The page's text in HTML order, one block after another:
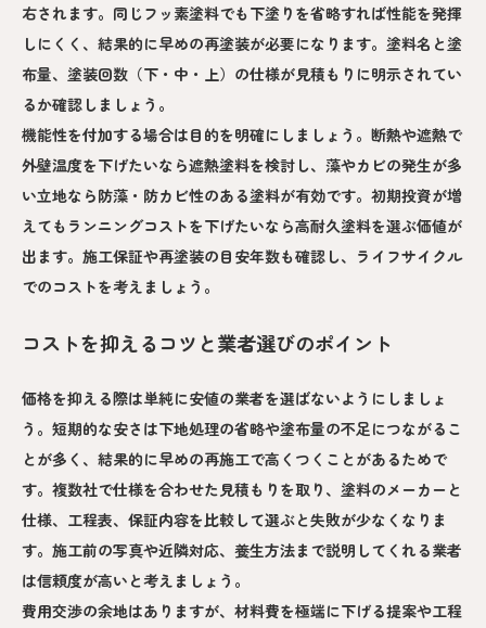
右されます。同じフッ素塗料でも下塗りを省略すれば性能を発揮
しにくく、結果的に早めの再塗装が必要になります。塗料名と塗
布量、塗装回数（下・中・上）の仕様が見積もりに明示されてい
るか確認しましょう。
機能性を付加する場合は目的を明確にしましょう。断熱や遮熱で
外壁温度を下げたいなら遮熱塗料を検討し、藻やカビの発生が多
い立地なら防藻・防カビ性のある塗料が有効です。初期投資が増
えてもランニングコストを下げたいなら高耐久塗料を選ぶ価値が
出ます。施工保証や再塗装の目安年数も確認し、ライフサイクル
でのコストを考えましょう。
コストを抑えるコツと業者選びのポイント
価格を抑える際は単純に安値の業者を選ばないようにしましょ
う。短期的な安さは下地処理の省略や塗布量の不足につながるこ
とが多く、結果的に早めの再施工で高くつくことがあるためで
す。複数社で仕様を合わせた見積もりを取り、塗料のメーカーと
仕様、工程表、保証内容を比較して選ぶと失敗が少なくなりま
す。施工前の写真や近隣対応、養生方法まで説明してくれる業者
は信頼度が高いと考えましょう。
費用交渉の余地はありますが、材料費を極端に下げる提案や工程